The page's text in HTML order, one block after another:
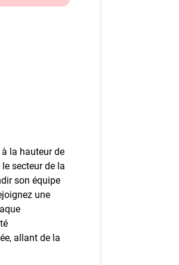
la hauteur de
secteur de la
son équipe
une
allant de la